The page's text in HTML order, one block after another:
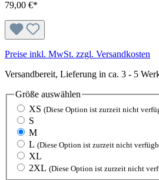
79,00 €*
Preise inkl. MwSt. zzgl. Versandkosten
Versandbereit, Lieferung in ca. 3 - 5
Größe auswählen
XS (Diese Option ist zurzeit nicht
S
M
L (Diese Option ist zurzeit nicht
XL
2XL (Diese Option ist zurzeit nicht